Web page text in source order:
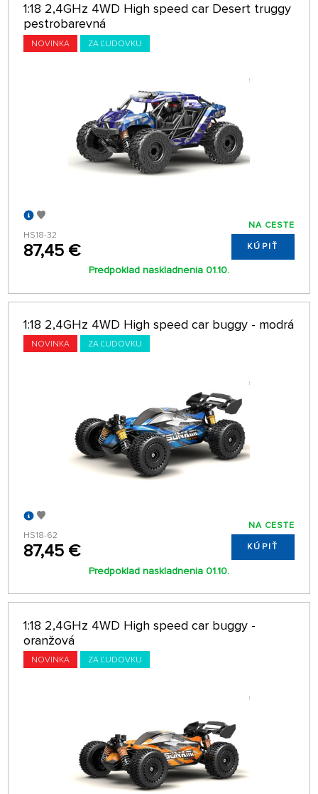
1:18 2,4GHz 4WD High speed car Desert truggy
pestrobarevná
NOVINKA ZA ĽUDOVKU
HS18-32
87,45 €
NA CESTE
KÚPIŤ
Predpoklad naskladnenia 01.10.
1:18 2,4GHz 4WD High speed car buggy - modrá
NOVINKA ZA ĽUDOVKU
HS18-62
87,45 €
NA CESTE
KÚPIŤ
Predpoklad naskladnenia 01.10.
1:18 2,4GHz 4WD High speed car buggy -
oranžová
NOVINKA ZA ĽUDOVKU